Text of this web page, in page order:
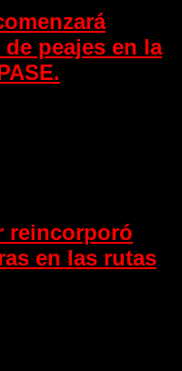
peajes en la
reincorporó
en las rutas